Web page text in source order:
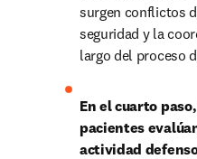
surgen conflictos
seguridad y la
largo del proceso
En el cuarto
pacientes
actividad